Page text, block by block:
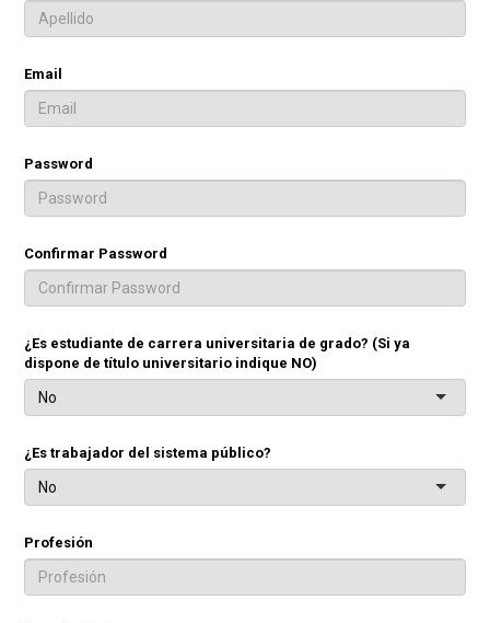
Email
Password
Confirmar Password
¿Es estudiante de carrera universitaria de grado? (Si ya
dispone de título universitario indique NO)
No
¿Es trabajador del sistema público?
No
Profesión